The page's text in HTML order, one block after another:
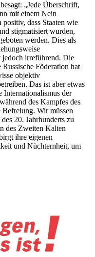
„Jede Überschrift,
mit einem Nein
dass Staaten wie
stigmatisiert wurden,
werden. Dies als
irreführend. Die
Föderation hat
objektiv
Das ist aber etwas
Internationalismus der
des Kampfes des
Wir müssen
20. Jahrhunderts zu
des Zweiten Kalten
ihre eigenen
und Nüchternheit, um